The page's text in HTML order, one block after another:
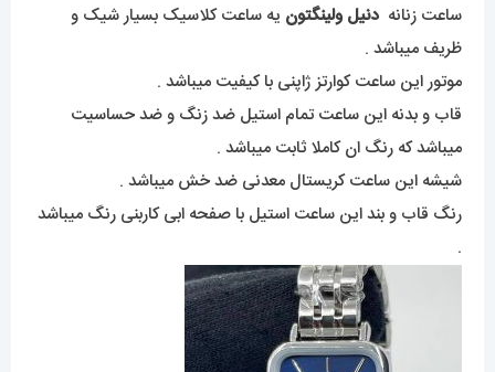
ساعت زنانه دنیل ولینگتون یه ساعت کلاسیک بسیار شیک و
ظریف میباشد .
موتور این ساعت کوارتز ژاپنی با کیفیت میباشد .
قاب و بدنه این ساعت تمام استیل ضد زنگ و ضد حساسیت
میباشد که رنگ ان کاملا ثابت میباشد .
شیشه این ساعت کریستال معدنی ضد خش میباشد .
رنگ قاب و بند این ساعت استیل با صفحه ابی کاربنی رنگ میباشد
.